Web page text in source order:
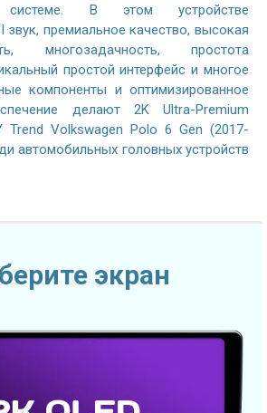
системе. В этом устройстве
звук, премиальное качество, высокая
многозадачность, простота
простой интерфейс и многое
компоненты и оптимизированное
делают 2K Ultra-Premium
Trend Volkswagen Polo 6 Gen (2017-
автомобильных головных устройств
экран